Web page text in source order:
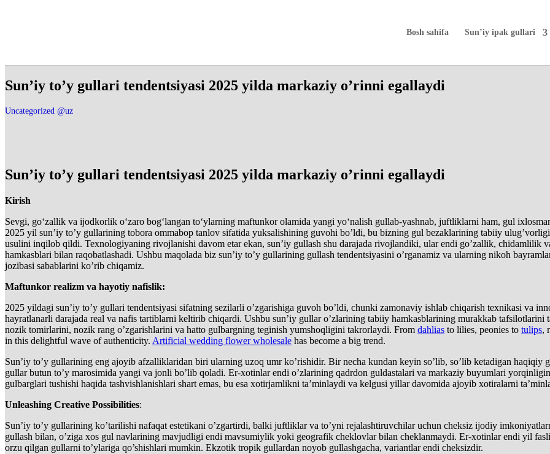
Bosh sahifa Sun’iy ipak gullari
Sun’iy to’y gullari tendentsiyasi 2025 yilda markaziy o’rinni egallaydi
Uncategorized @uz
Sun’iy to’y gullari tendentsiyasi 2025 yilda markaziy o’rinni egallaydi
Kirish
Sevgi, go‘zallik va ijodkorlik o‘zaro bog‘langan to‘ylarning maftunkor olamida yangi yo‘nalish gullab-yashnab, juftliklarni ham, gul
2025 yil sun’iy to’y gullarining tobora ommabop tanlov sifatida yuksalishining guvohi bo’ldi, bu bizning gul bezaklarining tabiiy
usulini inqilob qildi. Texnologiyaning rivojlanishi davom etar ekan, sun’iy gullash shu darajada rivojlandiki, ular endi go’zallik, chidamlilik
hamkasblari bilan raqobatlashadi. Ushbu maqolada biz sun’iy to’y gullarining gullash tendentsiyasini o’rganamiz va ularning nikoh
jozibasi sabablarini ko’rib chiqamiz.
Maftunkor realizm va hayotiy nafislik:
2025 yildagi sun’iy to’y gullari tendentsiyasi sifatning sezilarli o’zgarishiga guvoh bo’ldi, chunki zamonaviy ishlab chiqarish texnikasi va
hayratlanarli darajada real va nafis tartiblarni keltirib chiqardi. Ushbu sun’iy gullar o’zlarining tabiiy hamkasblarining murakkab
nozik tomirlarini, nozik rang o’zgarishlarini va hatto gulbargning teginish yumshoqligini takrorlaydi. From dahlias to lilies, peonies to tulips,
in this delightful wave of authenticity. Artificial wedding flower wholesale has become a big trend.
Sun’iy to’y gullarining eng ajoyib afzalliklaridan biri ularning uzoq umr ko’rishidir. Bir necha kundan keyin so’lib, so’lib ketadigan haqiqiy
gullar butun to’y marosimida yangi va jonli bo’lib qoladi. Er-xotinlar endi o’zlarining qadrdon guldastalari va markaziy buyumlari
gulbarglari tushishi haqida tashvishlanishlari shart emas, bu esa xotirjamlikni ta’minlaydi va kelgusi yillar davomida ajoyib xotiralarni
Unleashing Creative Possibilities:
Sun’iy to’y gullarining ko’tarilishi nafaqat estetikani o’zgartirdi, balki juftliklar va to’yni rejalashtiruvchilar uchun cheksiz ijodiy
gullash bilan, o’ziga xos gul navlarining mavjudligi endi mavsumiylik yoki geografik cheklovlar bilan cheklanmaydi. Er-xotinlar endi yil
orzu qilgan gullarni to’ylariga qo’shishlari mumkin. Ekzotik tropik gullardan noyob gullashgacha, variantlar endi cheksizdir.